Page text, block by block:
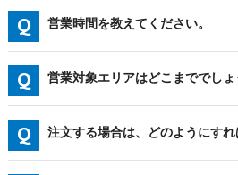
営業時間を教えてください。
営業対象エリアはどこまででしょ
注文する場合は、どのようにす